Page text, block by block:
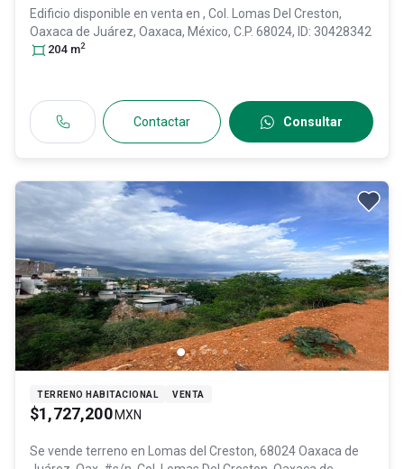
Edificio disponible en venta en , Col. Lomas Del Creston,
Oaxaca de Juárez, Oaxaca, México, C.P. 68024, ID: 30428342
204 m2
Contactar Consultar
TERRENO HABITACIONAL VENTA
$1,727,200 MXN
Se vende terreno en
Lomas del Creston, 68024 Oaxaca de